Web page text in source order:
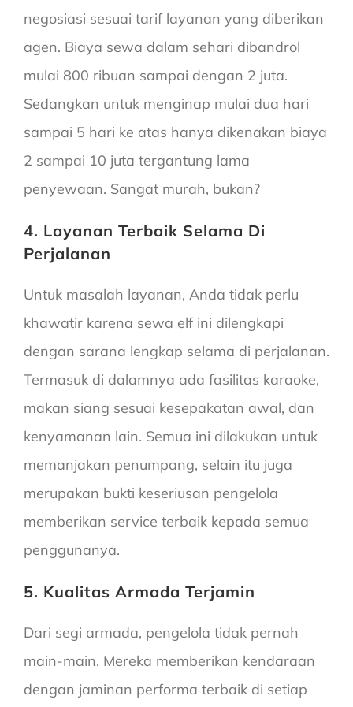
negosiasi sesuai tarif layanan yang diberikan
agen. Biaya sewa dalam sehari dibandrol
mulai 800 ribuan sampai dengan 2 juta.
Sedangkan untuk menginap mulai dua hari
sampai 5 hari ke atas hanya dikenakan biaya
2 sampai 10 juta tergantung lama
penyewaan. Sangat murah, bukan?
4. Layanan Terbaik Selama Di
Perjalanan
Untuk masalah layanan, Anda tidak perlu
khawatir karena sewa elf ini dilengkapi
dengan sarana lengkap selama di perjalanan.
Termasuk di dalamnya ada fasilitas karaoke,
makan siang sesuai kesepakatan awal, dan
kenyamanan lain. Semua ini dilakukan untuk
memanjakan penumpang, selain itu juga
merupakan bukti keseriusan pengelola
memberikan service terbaik kepada semua
penggunanya.
5. Kualitas Armada Terjamin
Dari segi armada, pengelola tidak pernah
main-main. Mereka memberikan kendaraan
dengan jaminan performa terbaik di setiap